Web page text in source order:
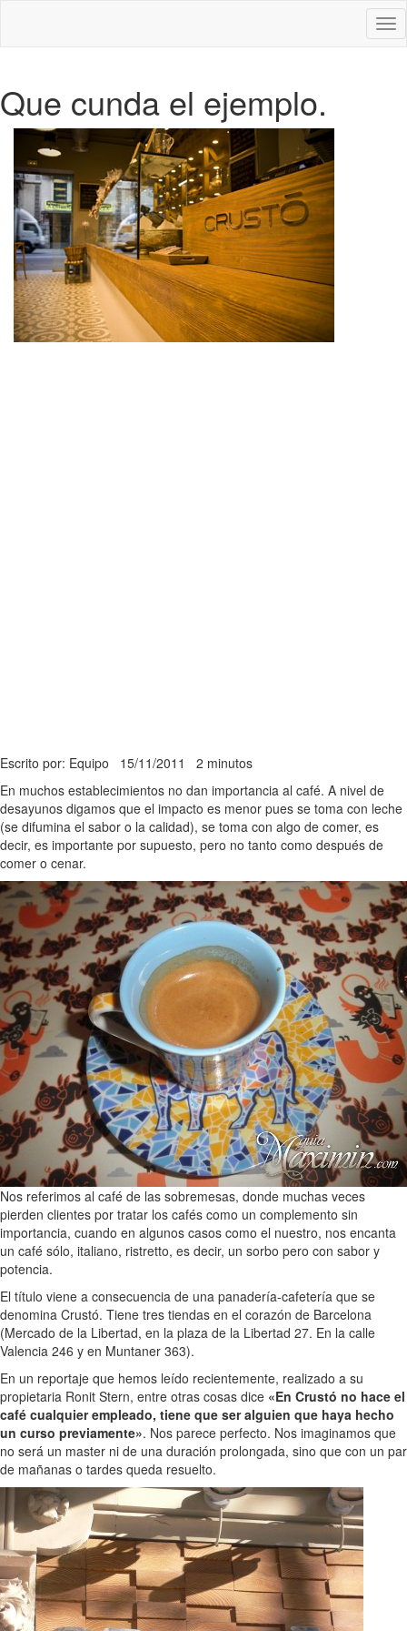
Que cunda el ejemplo.
Escrito por: Equipo 15/11/2011 2 minutos
En muchos establecimientos no dan importancia al café. A nivel de
desayunos digamos que el impacto es menor pues se toma con leche
(se difumina el sabor o la calidad), se toma con algo de comer, es
decir, es importante por supuesto, pero no tanto como después de
comer o cenar.
Nos referimos al café de las sobremesas, donde muchas veces
pierden clientes por tratar los cafés como un complemento sin
importancia, cuando en algunos casos como el nuestro, nos encanta
un café sólo, italiano, ristretto, es decir, un sorbo pero con sabor y
potencia.
El título viene a consecuencia de una panadería-cafetería que se
denomina Crustó. Tiene tres tiendas en el corazón de Barcelona
(Mercado de la Libertad, en la plaza de la Libertad 27. En la calle
Valencia 246 y en Muntaner 363).
En un reportaje que hemos leído recientemente, realizado a su
propietaria Ronit Stern, entre otras cosas dice «En Crustó no hace el
café cualquier empleado, tiene que ser alguien que haya hecho
un curso previamente». Nos parece perfecto. Nos imaginamos que
no será un master ni de una duración prolongada, sino que con un par
de mañanas o tardes queda resuelto.